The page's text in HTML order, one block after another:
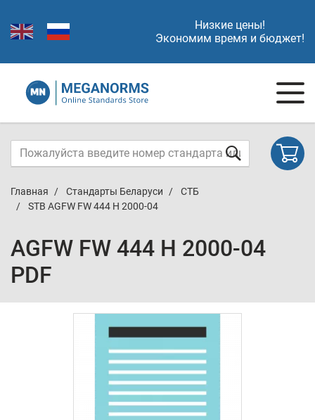
Низкие цены!
Экономим время и бюджет!
Главная Стандарты Беларуси
СТБ
STB AGFW FW 444 H 2000-04
AGFW FW 444 H 2000-04
PDF